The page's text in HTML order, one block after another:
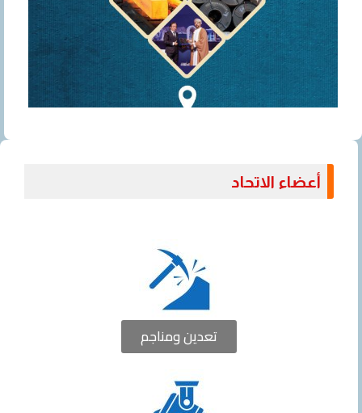
أعضاء الاتحاد
تعدين ومناجم